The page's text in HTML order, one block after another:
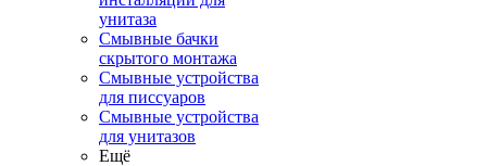
унитаза
Смывные бачки
скрытого монтажа
Смывные устройства
для писсуаров
Смывные устройства
для унитазов
Ещё